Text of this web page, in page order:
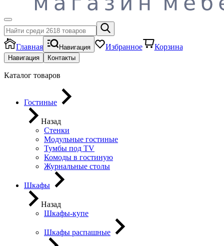
Главная Навигация Избранное Корзина
Навигация Контакты
Каталог товаров
Гостиные
Назад
Стенки
Модульные гостиные
Тумбы под ТV
Комоды в гостиную
Журнальные столы
Шкафы
Назад
Шкафы-купе
Шкафы распашные